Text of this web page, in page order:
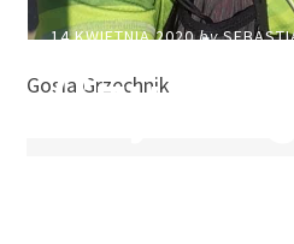
Gosia Grzechnik
14 KWIETNIA 2020by
Czy